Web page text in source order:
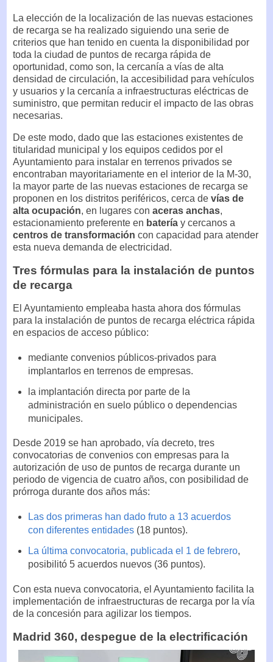
La elección de la localización de las nuevas estaciones
de recarga se ha realizado siguiendo una serie de
criterios que han tenido en cuenta la disponibilidad por
toda la ciudad de puntos de recarga rápida de
oportunidad, como son, la cercanía a vías de alta
densidad de circulación, la accesibilidad para vehículos
y usuarios y la cercanía a infraestructuras eléctricas de
suministro, que permitan reducir el impacto de las obras
necesarias.
De este modo, dado que las estaciones existentes de
titularidad municipal y los equipos cedidos por el
Ayuntamiento para instalar en terrenos privados se
encontraban mayoritariamente en el interior de la M-30,
la mayor parte de las nuevas estaciones de recarga se
proponen en los distritos periféricos, cerca de vías de
alta ocupación, en lugares con aceras anchas,
estacionamiento preferente en batería y cercanos a
centros de transformación con capacidad para atender
esta nueva demanda de electricidad.
Tres fórmulas para la instalación de puntos
de recarga
El Ayuntamiento empleaba hasta ahora dos fórmulas
para la instalación de puntos de recarga eléctrica rápida
en espacios de acceso público:
mediante convenios públicos-privados para
implantarlos en terrenos de empresas.
la implantación directa por parte de la
administración en suelo público o dependencias
municipales.
Desde 2019 se han aprobado, vía decreto, tres
convocatorias de convenios con empresas para la
autorización de uso de puntos de recarga durante un
periodo de vigencia de cuatro años, con posibilidad de
prórroga durante dos años más:
Las dos primeras han dado fruto a 13 acuerdos
con diferentes entidades(18 puntos).
La última convocatoria, publicada el 1 de febrero,
posibilitó 5 acuerdos nuevos (36 puntos).
Con esta nueva convocatoria, el Ayuntamiento facilita la
implementación de infraestructuras de recarga por la vía
de la concesión para agilizar los tiempos.
Madrid 360, despegue de la electrificación